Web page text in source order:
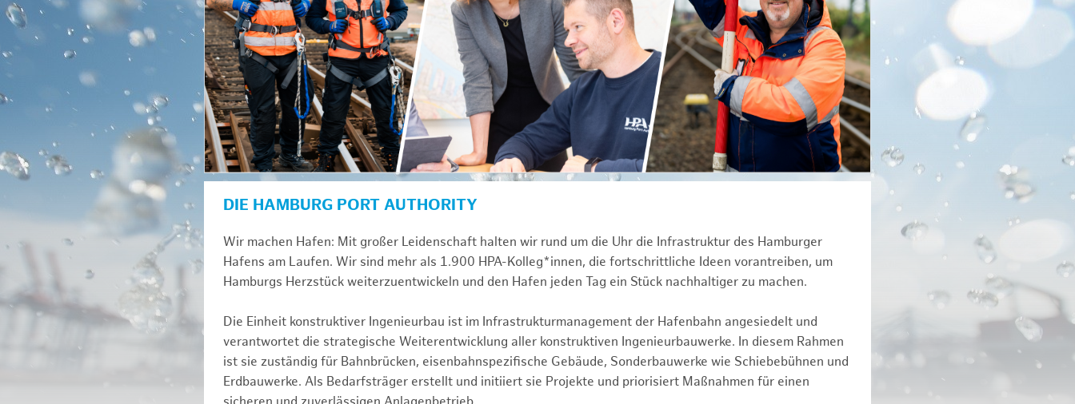
DIE HAMBURG PORT AUTHORITY
Wir machen Hafen: Mit großer Leidenschaft halten wir rund um die Uhr die Infrastruktur des Hamburger
Hafens am Laufen. Wir sind mehr als 1.900 HPA-Kolleg*innen, die fortschrittliche Ideen vorantreiben, um
Hamburgs Herzstück weiterzuentwickeln und den Hafen jeden Tag ein Stück nachhaltiger zu machen.
Die Einheit konstruktiver Ingenieurbau ist im Infrastrukturmanagement der Hafenbahn angesiedelt und
verantwortet die strategische Weiterentwicklung aller konstruktiven Ingenieurbauwerke. In diesem Rahmen
ist sie zuständig für Bahnbrücken, eisenbahnspezifische Gebäude, Sonderbauwerke wie Schiebebühnen und
Erdbauwerke. Als Bedarfsträger erstellt und initiiert sie Projekte und priorisiert Maßnahmen für einen